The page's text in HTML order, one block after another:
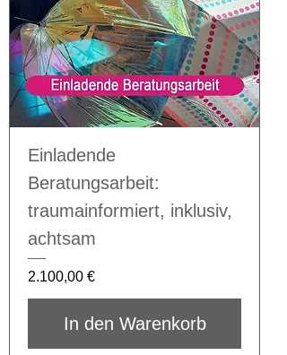
Einladende
Beratungsarbeit:
traumainformiert, inklusiv,
achtsam
Preis
2.100,00 €
In den Warenkorb